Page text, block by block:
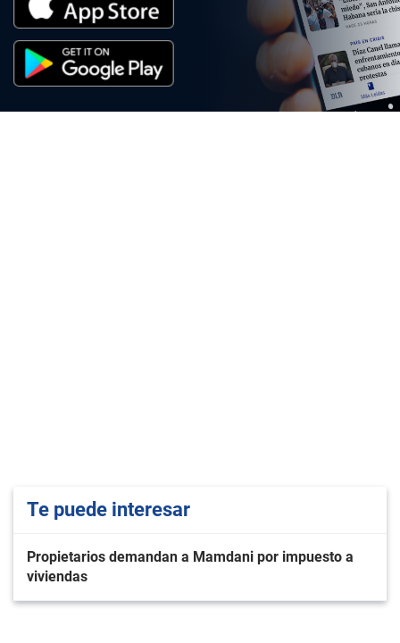
Te puede interesar
Propietarios demandan a Mamdani por impuesto a
viviendas